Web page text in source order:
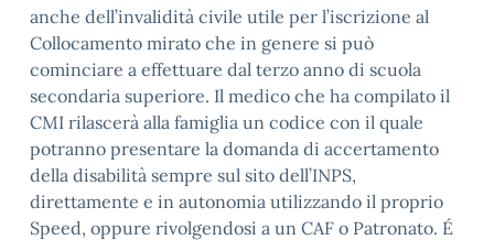
anche dell’invalidità civile utile per l’iscrizione al
Collocamento mirato che in genere si può
cominciare a effettuare dal terzo anno di scuola
secondaria superiore. Il medico che ha compilato il
CMI rilascerà alla famiglia un codice con il quale
potranno presentare la domanda di accertamento
della disabilità sempre sul sito dell’INPS,
direttamente e in autonomia utilizzando il proprio
Speed, oppure rivolgendosi a un CAF o Patronato. É